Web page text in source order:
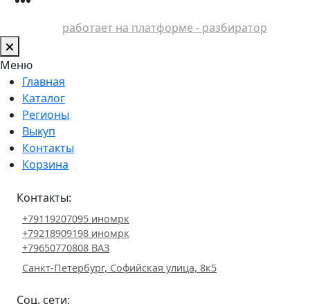
работает на платформе - разбиратор
Меню
Главная
Каталог
Регионы
Выкуп
Контакты
Корзина
Контакты:
+79119207095 иномрк
+79218909198 иномрк
+79650770808 ВАЗ
Санкт-Петербург, Софийская улица, 8к5
Соц. сети: